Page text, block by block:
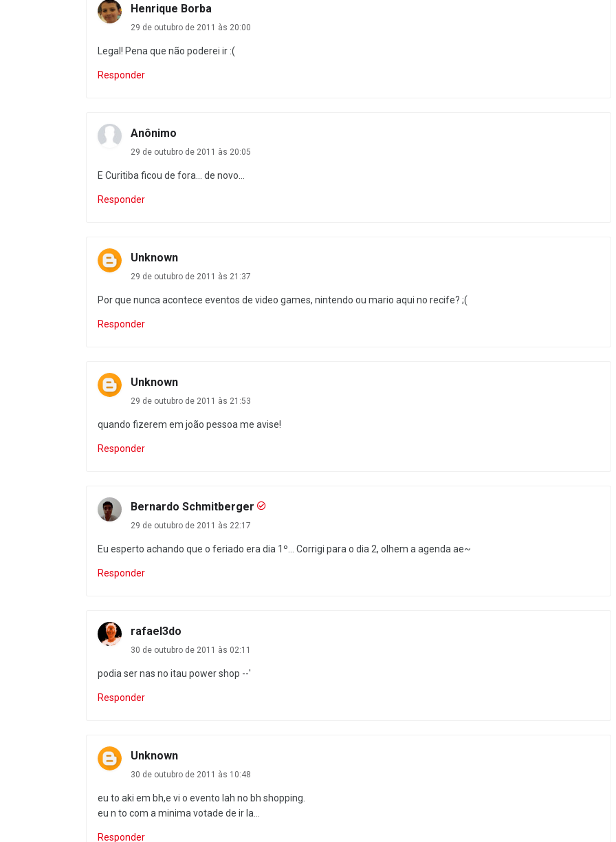
Henrique Borba
29 de outubro de 2011 às 20:00
Legal! Pena que não poderei ir :(
Responder
Anônimo
29 de outubro de 2011 às 20:05
E Curitiba ficou de fora... de novo...
Responder
Unknown
29 de outubro de 2011 às 21:37
Por que nunca acontece eventos de video games, nintendo ou mario aqui no recife? ;(
Responder
Unknown
29 de outubro de 2011 às 21:53
quando fizerem em joão pessoa me avise!
Responder
Bernardo Schmitberger
29 de outubro de 2011 às 22:17
Eu esperto achando que o feriado era dia 1º... Corrigi para o dia 2, olhem a agenda ae~
Responder
rafael3do
30 de outubro de 2011 às 02:11
podia ser nas no itau power shop --'
Responder
Unknown
30 de outubro de 2011 às 10:48
eu to aki em bh,e vi o evento lah no bh shopping.
eu n to com a minima votade de ir la...
Responder